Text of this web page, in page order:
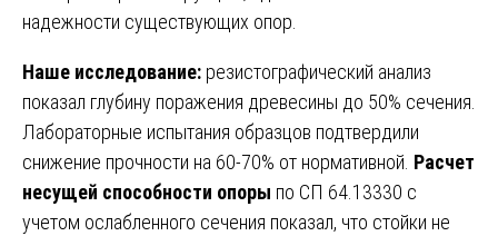
надежности существующих опор.
Наше исследование: резистографический анализ
показал глубину поражения древесины до 50% сечения.
Лабораторные испытания образцов подтвердили
снижение прочности на 60-70% от нормативной. Расчет
несущей способности опоры по СП 64.13330 с
учетом ослабленного сечения показал, что стойки не